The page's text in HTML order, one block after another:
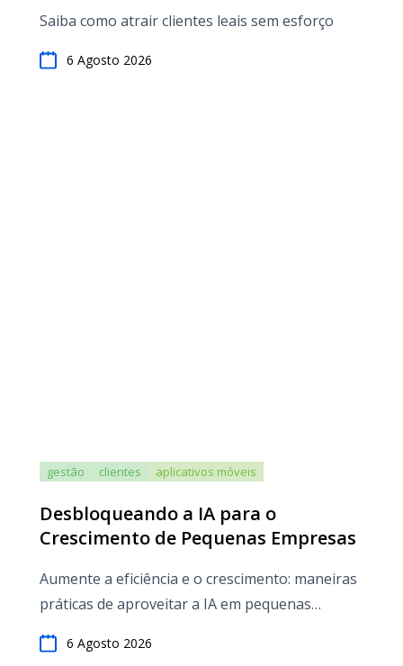
Saiba como atrair clientes leais sem esforço
6 Agosto 2026
gestão clientes aplicativos móveis
Desbloqueando a IA para o
Crescimento de Pequenas Empresas
Aumente a eficiência e o crescimento: maneiras
práticas de aproveitar a IA em pequenas
6 Agosto 2026